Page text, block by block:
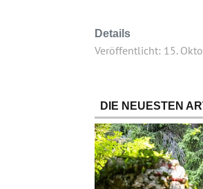
Details
Veröffentlicht: 15.
DIE NEUESTEN